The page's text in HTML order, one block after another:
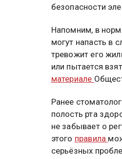
безопасности
Напомним, в
могут напасть в
тревожит его
или пытается
материале
Ранее
полость рта
не забывает о
этого правила
серьёзных